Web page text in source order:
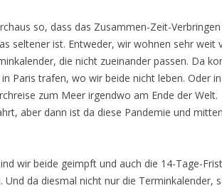
so, dass das Zusammen-Zeit-
seltener ist. Entweder, wir wohnen sehr
die nicht zueinander passen. Da
Paris trafen, wo wir beide nicht leben. Oder
zum Meer irgendwo am Ende der
aber dann ist da diese Pandemie und
wir beide geimpft und auch die 14-Tage-
Und da diesmal nicht nur die Terminkalender,